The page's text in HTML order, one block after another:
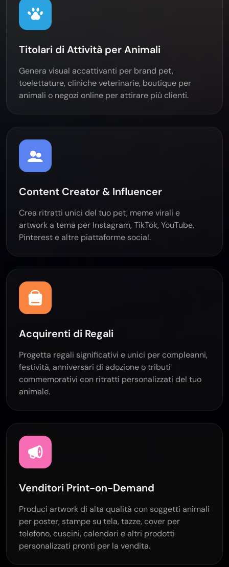
Titolari di Attività per Animali
Genera visual accattivanti per brand pet,
toelettature, cliniche veterinarie, boutique per
animali o negozi online per attirare più clienti.
Content Creator & Influencer
Crea ritratti unici del tuo pet, meme virali e
artwork a tema per Instagram, TikTok, YouTube,
Pinterest e altre piattaforme social.
Acquirenti di Regali
Progetta regali significativi e unici per compleanni,
festività, anniversari di adozione o tributi
commemorativi con ritratti personalizzati del tuo
animale.
Venditori Print-on-Demand
Produci artwork di alta qualità con soggetti animali
per poster, stampe su tela, tazze, cover per
telefono, cuscini, calendari e altri prodotti
personalizzati pronti per la vendita.